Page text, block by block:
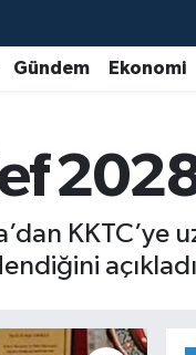
Gündem Ekonomi